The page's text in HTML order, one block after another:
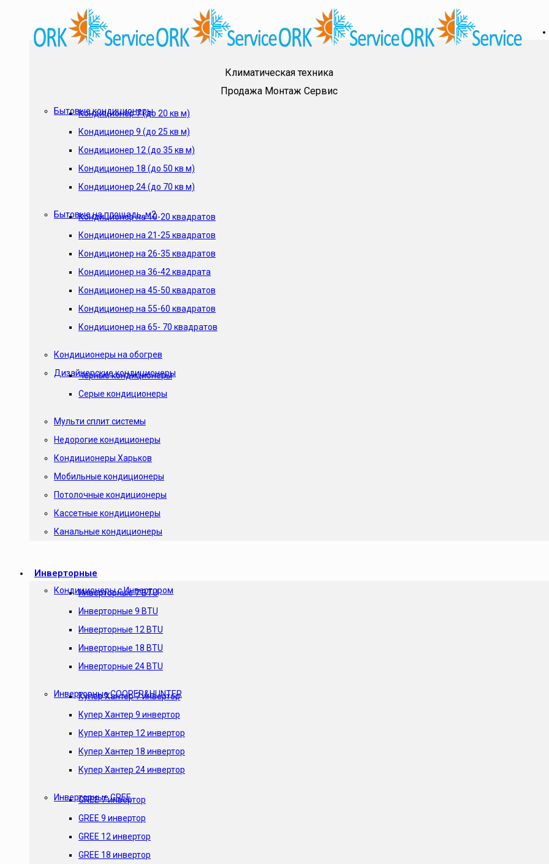
Климатическая техника
Продажа Монтаж Сервис
Бытовые кондиционеры
Кондиционер 7 (до 20 кв м)
Кондиционер 9 (до 25 кв м)
Кондиционер 12 (до 35 кв м)
Кондиционер 18 (до 50 кв м)
Кондиционер 24 (до 70 кв м)
Бытовые на площадь, м2
Кондиционер на 10-20 квадратов
Кондиционер на 21-25 квадратов
Кондиционер на 26-35 квадратов
Кондиционер на 36-42 квадрата
Кондиционер на 45-50 квадратов
Кондиционер на 55-60 квадратов
Кондиционер на 65- 70 квадратов
Кондиционеры на обогрев
Дизайнерские кондиционеры
Черные кондиционеры
Серые кондиционеры
Мульти сплит системы
Недорогие кондиционеры
Кондиционеры Харьков
Мобильные кондиционеры
Потолочные кондиционеры
Кассетные кондиционеры
Канальные кондиционеры
Инверторные
Кондиционеры с Инвертором
Инверторные 7 BTU
Инверторные 9 BTU
Инверторные 12 BTU
Инверторные 18 BTU
Инверторные 24 BTU
Инверторные COOPER&HUNTER
Купер Хантер 7 инвертор
Купер Хантер 9 инвертор
Купер Хантер 12 инвертор
Купер Хантер 18 инвертор
Купер Хантер 24 инвертор
Инверторные GREE
GREE 7 инвертор
GREE 9 инвертор
GREE 12 инвертор
GREE 18 инвертор